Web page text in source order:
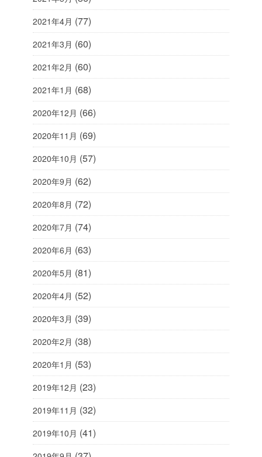
2021年4月 (77)
2021年3月 (60)
2021年2月 (60)
2021年1月 (68)
2020年12月 (66)
2020年11月 (69)
2020年10月 (57)
2020年9月 (62)
2020年8月 (72)
2020年7月 (74)
2020年6月 (63)
2020年5月 (81)
2020年4月 (52)
2020年3月 (39)
2020年2月 (38)
2020年1月 (53)
2019年12月 (23)
2019年11月 (32)
2019年10月 (41)